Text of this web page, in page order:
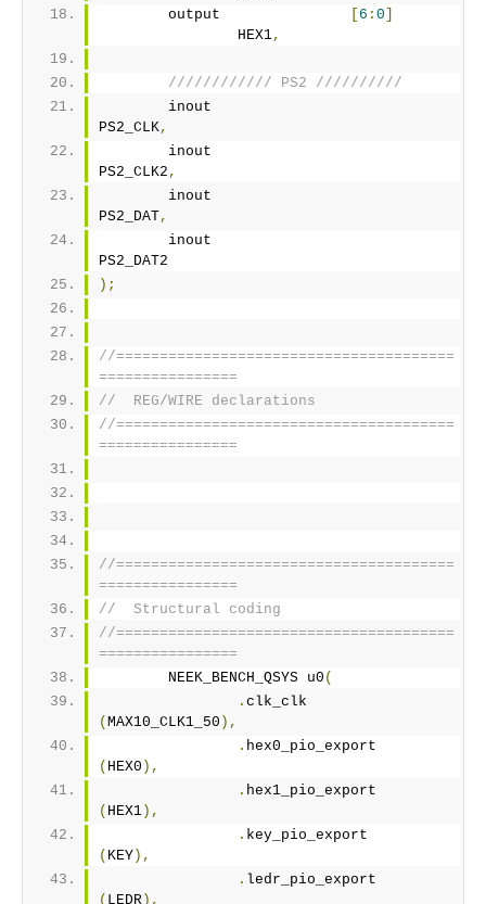
6 : 0
		HEX1
,
//////////// PS2 //////////
PS2_CLK,
PS2_CLK2 ,
PS2_DAT,
PS2_DAT2
);
//=======================================
================
//  REG/WIRE declarations
//=======================================
================
//=======================================
================
//  Structural coding
//=======================================
================
	NEEK_BENCH_QSYS u0
(
.
( MAX10_CLK1_50 ),
.
( HEX0 ),
.
( HEX1),
.
( KEY),
.
( LEDR),